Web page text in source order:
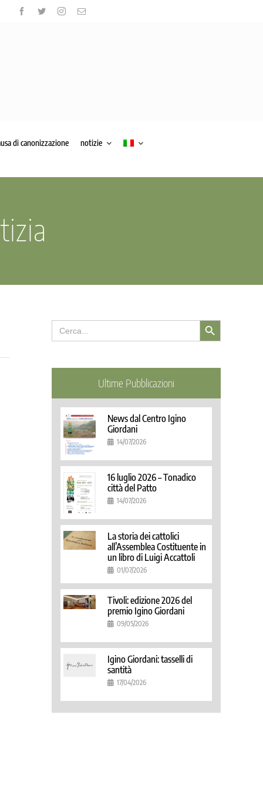
di canonizzazione notizie
Search
for:
Search Button
Ultime Pubblicazioni
News dal Centro Igino
Giordani
14/07/2026
16 luglio 2026 – Tonadico
città del Patto
14/07/2026
La storia dei cattolici
all’Assemblea Costituente in
un libro di Luigi Accattoli
01/07/2026
Tivoli: edizione 2026 del
premio Igino Giordani
09/05/2026
Igino Giordani: tasselli di
santità
17/04/2026